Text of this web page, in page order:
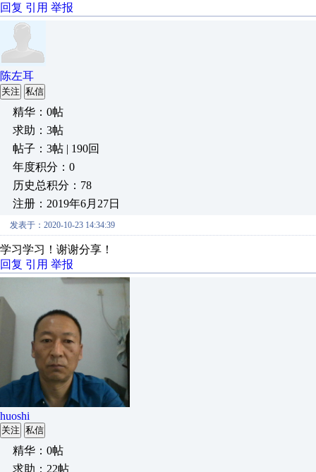
回复 引用 举报
陈左耳
关注 私信
精华：0帖
求助：3帖
帖子：3帖 | 190回
年度积分：0
历史总积分：78
注册：2019年6月27日
发表于：2020-10-23 14:34:39
学习学习！谢谢分享！
回复 引用 举报
huoshi
关注 私信
精华：0帖
求助：22帖